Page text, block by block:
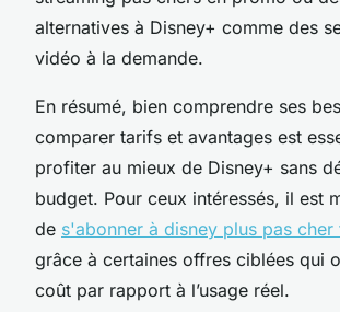
alternatives à Disney+ comme des
vidéo à la demande.
En résumé, bien comprendre ses
comparer tarifs et avantages est
profiter au mieux de Disney+ sans
budget. Pour ceux intéressés, il est
de s'abonner à disney plus pas cher
grâce à certaines offres ciblées qui
coût par rapport à l’usage réel.